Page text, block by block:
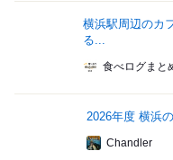
横浜駅周辺のカ
る...
食べログまと
2026年度 横浜
Chandler